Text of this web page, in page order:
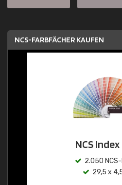
NCS-FARBFÄCHER KAUFEN
NCS
2.050
29,5 x